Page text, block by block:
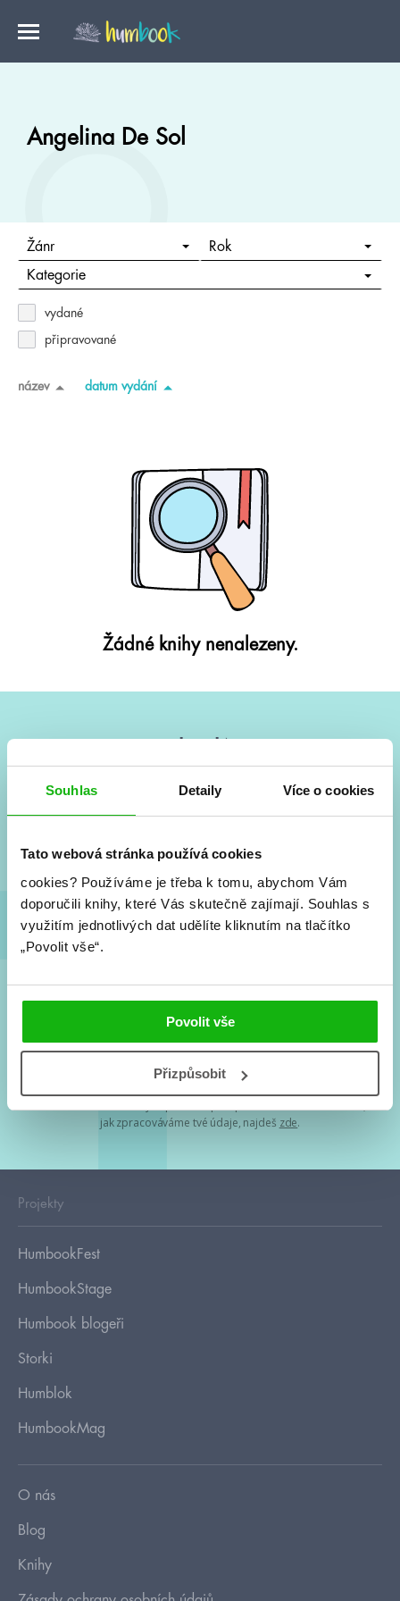
Souhlas Detaily Více o cookies
Tato webová stránka používá cookies
cookies? Používáme je třeba k tomu, abychom Vám
doporučili knihy, které Vás skutečně zajímají. Souhlas s
využitím jednotlivých dat udělíte kliknutím na tlačítko
„Povolit vše“.
Povolit vše
Přizpůsobit
Angelina De Sol
Žánr Rok
Kategorie
vydané
připravované
název datum vydání
Žádné knihy nenalezeny.
Vše kolem #youngadult každý měsíc rovnou do mailu!
a seriálové adaptace a další.
Souhlasím spodmínkami zpracování osobních údajů
Tvá e-mailová adresa je u nás v bezpečí. Přečti si
jak zpracováváme tvé údaje, najdeš zde.
Projekty
HumbookFest
HumbookStage
Humbook blogeři
Storki
Humblok
HumbookMag
O nás
Blog
Knihy